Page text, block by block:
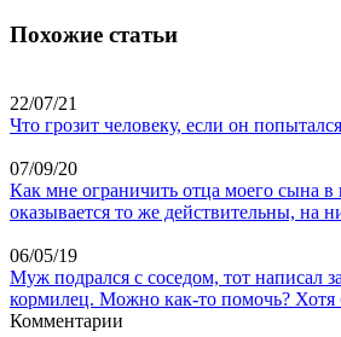
Похожие статьи
22/07/21
Что грозит человеку, если он
07/09/20
Как мне ограничить отца моего сына
оказывается то же действительны, на
06/05/19
Муж подрался с соседом, тот написал
кормилец. Можно как-то помочь? Хотя
Комментарии